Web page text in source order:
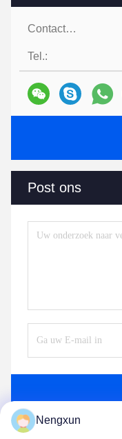
Contacten:
Tel.:
Post ons
Nengxun